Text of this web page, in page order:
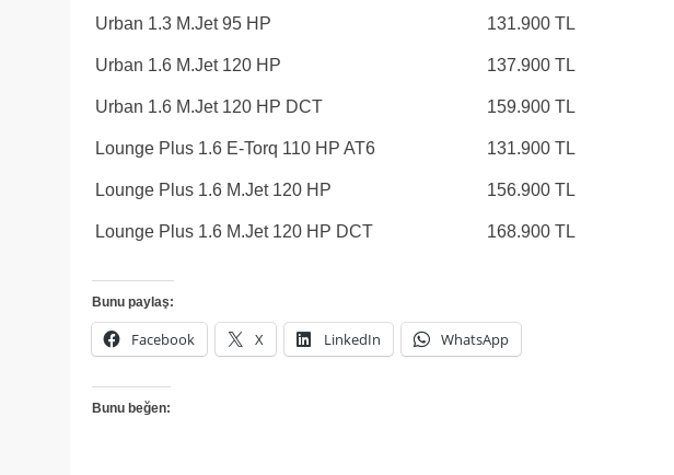
Urban 1.3 M.Jet 95 HP 131.900 TL
Urban 1.6 M.Jet 120 HP 137.900 TL
Urban 1.6 M.Jet 120 HP DCT 159.900 TL
Lounge Plus 1.6 E-Torq 110 HP AT6 131.900 TL
Lounge Plus 1.6 M.Jet 120 HP 156.900 TL
Lounge Plus 1.6 M.Jet 120 HP DCT 168.900 TL
Bunu paylaş:
Facebook X LinkedIn WhatsApp
Bunu beğen: